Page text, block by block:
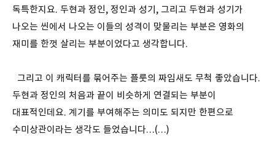
독특한지요. 두현과 정인, 정인과 성기, 그리고 두현과 성기가
나오는 씬에서 나오는 이들의 성격이 맞물리는 부분은 영화의
재미를 한껏 살리는 부분이었다고 생각합니다.
그리고 이 캐릭터를 묶어주는 플룻의 짜임새도 무척 좋았습니다.
두현과 정인의 처음과 끝이 비슷하게 연결되는 부분이
대표적인데요. 계기를 부여해주는 의미도 되지만 한편으로
수미상관이라는 생각도 들었습니다…(…)